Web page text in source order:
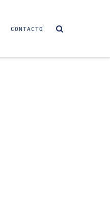
CONTACTO